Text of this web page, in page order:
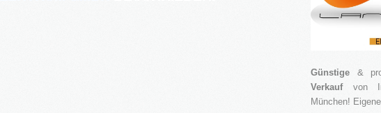
Günstige &
Verkaufvon
München! Eigene